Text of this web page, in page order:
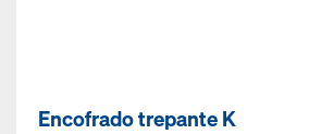
Encofrado trepante K